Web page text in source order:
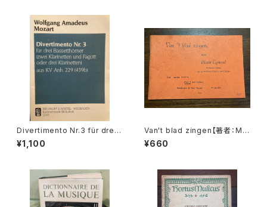
古楽以外
Divertimento Nr.3 für drei
Basetthörner(zwei klarinet
ten und Fagotto oder drei
madeus Mozart】出版社：BR
EITKOPF&HÄRTEL 1987年
¥1,100
Van't blad zingen【著者：Mar
ie Egmond】出版社：BROEK
MANS&VAN POPPEL
¥660